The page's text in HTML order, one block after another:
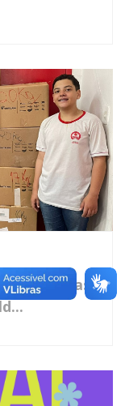
3 toneladas